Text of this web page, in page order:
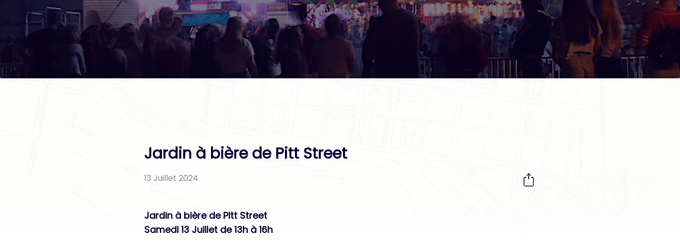
Jardin à bière de Pitt Street
13 Juillet 2024
Jardin à bière de Pitt Street
Samedi 13 Juillet de 13h à 16h